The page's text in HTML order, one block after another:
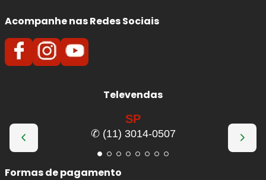
Acompanhe nas Redes Sociais
Televendas
SP
✆ (11) 3014-0507
Formas de pagamento